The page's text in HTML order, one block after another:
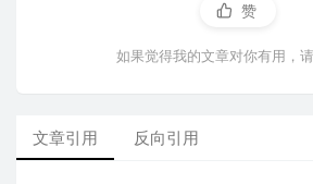
赞
如果觉得我的文章对你有用，
文章引用 反向引用